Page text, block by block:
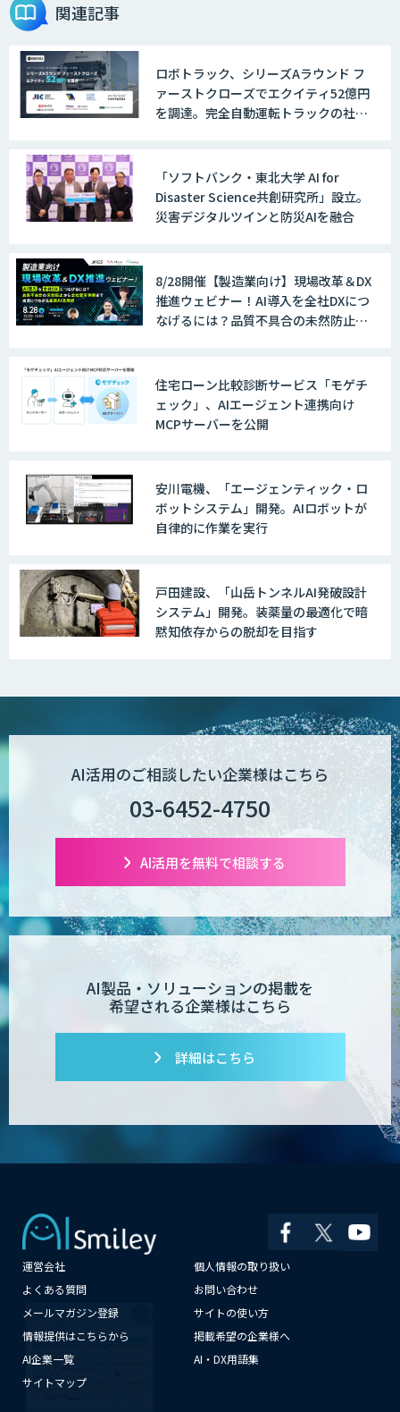
関連記事
ロボトラック、シリーズAラウンド フ
ァーストクローズでエクイティ52億円
を調達。完全自動運転トラックの社会
「ソフトバンク・東北大学 AI for
Disaster Science共創研究所」設立。
災害デジタルツインと防災AIを融合
8/28開催【製造業向け】現場改革＆DX
推進ウェビナー！AI導入を全社DXにつ
なげるには？品質不具合の未然防止か
住宅ローン比較診断サービス「モゲチ
ェック」、AIエージェント連携向け
MCPサーバーを公開
安川電機、「エージェンティック・ロ
ボットシステム」開発。AIロボットが
自律的に作業を実行
戸田建設、「山岳トンネルAI発破設計
システム」開発。装薬量の最適化で暗
黙知依存からの脱却を目指す
AI活用のご相談したい企業様はこちら
03-6452-4750
AI活用を無料で相談する
AI製品・ソリューションの掲載を
希望される企業様はこちら
詳細はこちら
運営会社
個人情報の取り扱い
よくある質問
お問い合わせ
メールマガジン登録
サイトの使い方
情報提供はこちらから
掲載希望の企業様へ
AI企業一覧
AI・DX用語集
サイトマップ